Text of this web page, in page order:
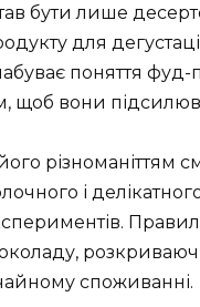
бути лише
для
поняття
щоб вони
різноманіттям
і
споживанні.